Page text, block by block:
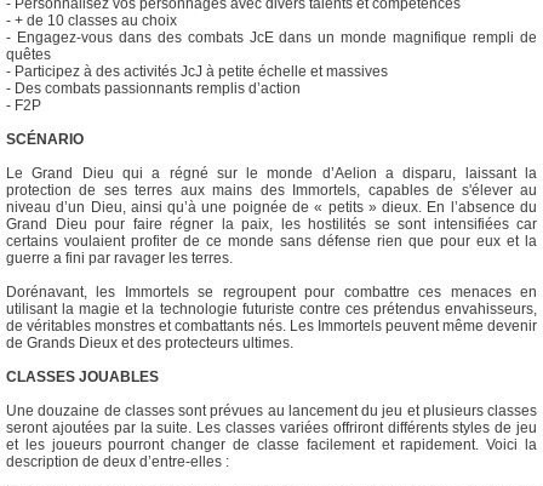
- Personnalisez vos personnages avec divers talents et compétences
- + de 10 classes au choix
- Engagez-vous dans des combats JcE dans un monde magnifique rempli de
quêtes
- Participez à des activités JcJ à petite échelle et massives
- Des combats passionnants remplis d’action
- F2P
SCÉNARIO
Le Grand Dieu qui a régné sur le monde d’Aelion a disparu, laissant la
protection de ses terres aux mains des Immortels, capables de s'élever au
niveau d’un Dieu, ainsi qu’à une poignée de « petits » dieux. En l’absence du
Grand Dieu pour faire régner la paix, les hostilités se sont intensifiées car
certains voulaient profiter de ce monde sans défense rien que pour eux et la
guerre a fini par ravager les terres.
Dorénavant, les Immortels se regroupent pour combattre ces menaces en
utilisant la magie et la technologie futuriste contre ces prétendus envahisseurs,
de véritables monstres et combattants nés. Les Immortels peuvent même devenir
de Grands Dieux et des protecteurs ultimes.
CLASSES JOUABLES
Une douzaine de classes sont prévues au lancement du jeu et plusieurs classes
seront ajoutées par la suite. Les classes variées offriront différents styles de jeu
et les joueurs pourront changer de classe facilement et rapidement. Voici la
description de deux d’entre-elles :